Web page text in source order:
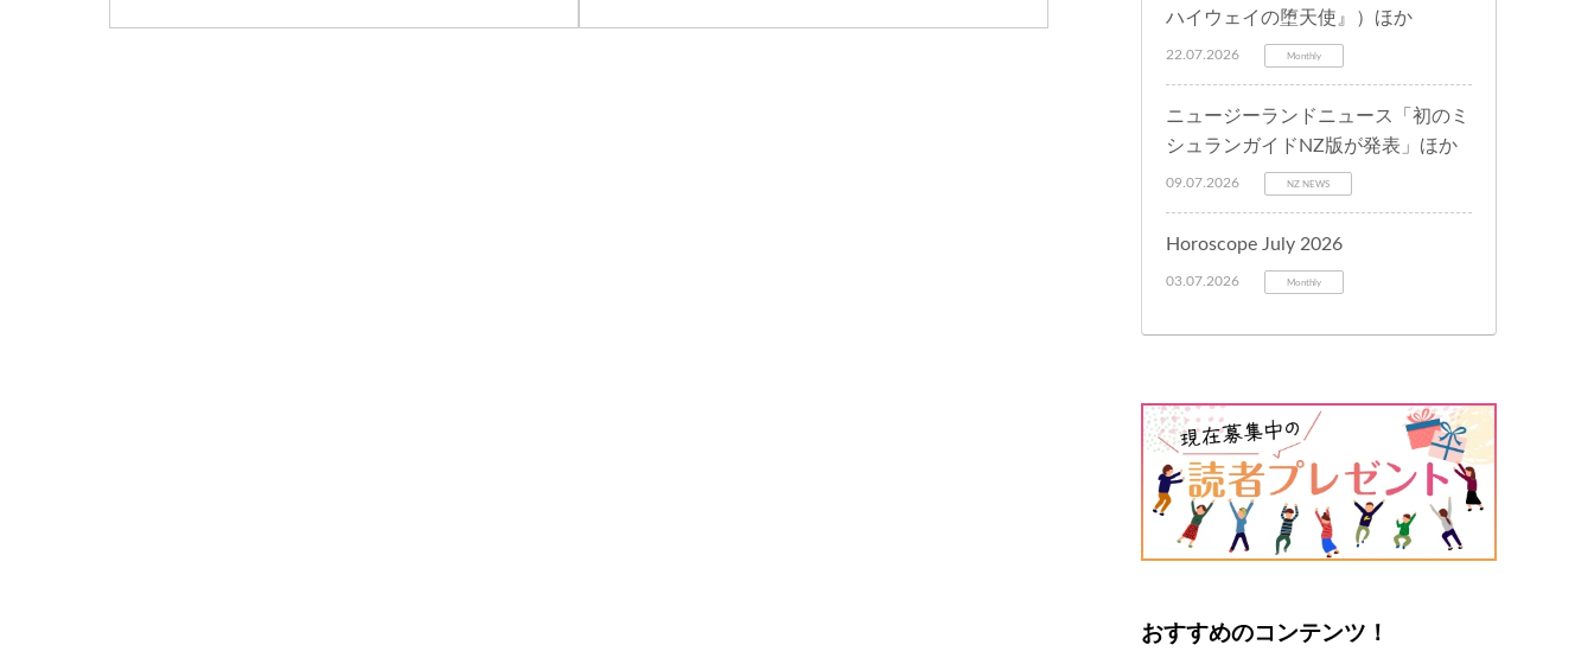
て）
ハイウェイの堕天使』）ほか
22.07.2026 Monthly
ニュージーランドニュース「初のミ
シュランガイドNZ版が発表」ほか
09.07.2026 NZ NEWS
Horoscope July 2026
03.07.2026 Monthly
おすすめのコンテンツ！